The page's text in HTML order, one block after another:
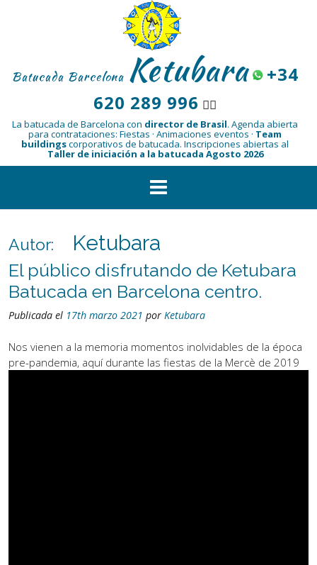
Batucada Barcelona Ketubara
+34
620 289 996 👆🏾
La batucada de Barcelona con director de Brasil. Agenda abierta
para contrataciones: Fiestas · Animaciones eventos · Team
buildingscorporativos de batucada. Inscripciones abiertas al
Taller de iniciación a la batucada Agosto 2026
Autor: Ketubara
El público disfrutando de Ketubara
Batucada en Barcelona centro.
Publicada el 17th marzo 2021 por Ketubara
Nos vienen a la memoria momentos inolvidables de la época
pre-pandemia, aquí durante las fiestas de la Mercè de 2019